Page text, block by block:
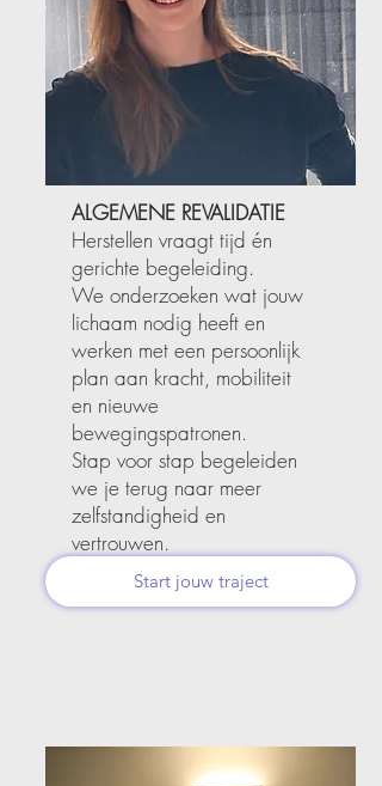
ALGEMENE REVALIDATIE
Herstellen vraagt tijd én
gerichte begeleiding.
We onderzoeken wat jouw
lichaam nodig heeft en
werken met een persoonlijk
plan aan kracht, mobiliteit
en nieuwe
bewegingspatronen.
Stap voor stap begeleiden
we je terug naar meer
zelfstandigheid en
vertrouwen.
Start jouw traject